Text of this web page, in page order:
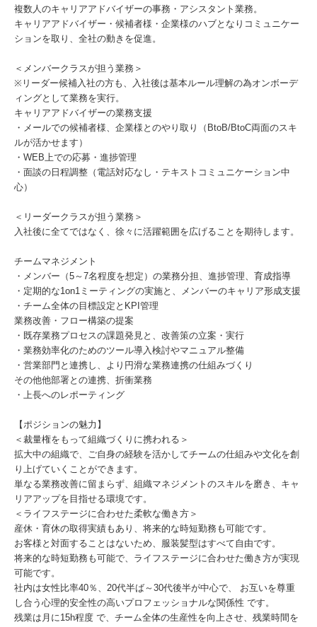
複数人のキャリアアドバイザーの事務・アシスタント業務。
キャリアアドバイザー・候補者様・企業様のハブとなりコミュニケー
ションを取り、全社の動きを促進。
＜メンバークラスが担う業務＞
※リーダー候補入社の方も、入社後は基本ルール理解の為オンボーデ
ィングとして業務を実行。
キャリアアドバイザーの業務支援
・メールでの候補者様、企業様とのやり取り（BtoB/BtoC両面のスキ
ルが活かせます）
・WEB上での応募・進捗管理
・面談の日程調整（電話対応なし・テキストコミュニケーション中
心）
＜リーダークラスが担う業務＞
入社後に全てではなく、徐々に活躍範囲を広げることを期待します。
チームマネジメント
・メンバー（5～7名程度を想定）の業務分担、進捗管理、育成指導
・定期的な1on1ミーティングの実施と、メンバーのキャリア形成支援
・チーム全体の目標設定とKPI管理
業務改善・フロー構築の提案
・既存業務プロセスの課題発見と、改善策の立案・実行
・業務効率化のためのツール導入検討やマニュアル整備
・営業部門と連携し、より円滑な業務連携の仕組みづくり
その他他部署との連携、折衝業務
・上長へのレポーティング
【ポジションの魅力】
＜裁量権をもって組織づくりに携われる＞
拡大中の組織で、ご自身の経験を活かしてチームの仕組みや文化を創
り上げていくことができます。
単なる業務改善に留まらず、組織マネジメントのスキルを磨き、キャ
リアアップを目指せる環境です。
＜ライフステージに合わせた柔軟な働き方＞
産休・育休の取得実績もあり、将来的な時短勤務も可能です。
お客様と対面することはないため、服装髪型はすべて自由です。
将来的な時短勤務も可能で、ライフステージに合わせた働き方が実現
可能です。
社内は女性比率40％、20代半ば～30代後半が中心で、 お互いを尊重
し合う心理的安全性の高いプロフェッショナルな関係性 です。
残業は月に15h程度 で、チーム全体の生産性を向上させ、残業時間を